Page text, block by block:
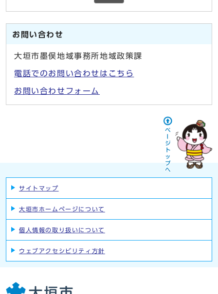
お問い合わせ
大垣市墨俣地域事務所地域政策課
電話でのお問い合わせはこちら
お問い合わせフォーム
サイトマップ
大垣市ホームページについて
個人情報の取り扱いについて
ウェブアクセシビリティ方針